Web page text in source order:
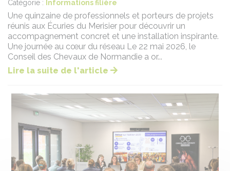
Catégorie :
Informations filière
Une quinzaine de professionnels et porteurs de projets
réunis aux Écuries du Merisier pour découvrir un
accompagnement concret et une installation inspirante.
Une journée au cœur du réseau Le 22 mai 2026, le
Conseil des Chevaux de Normandie a or...
Lire la suite de l'article